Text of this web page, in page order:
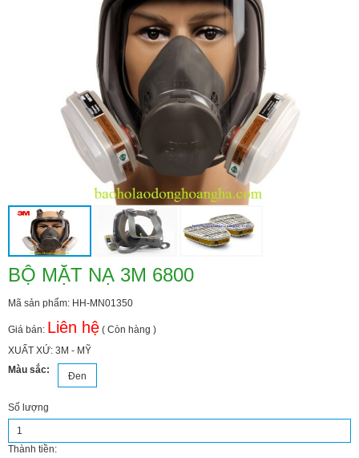
BỘ MẶT NẠ 3M 6800
Mã sản phẩm: HH-MN01350
Giá bán: Liên hệ ( Còn hàng )
XUẤT XỨ: 3M - MỸ
Màu sắc:
Đen
Số lượng
Thành tiền: